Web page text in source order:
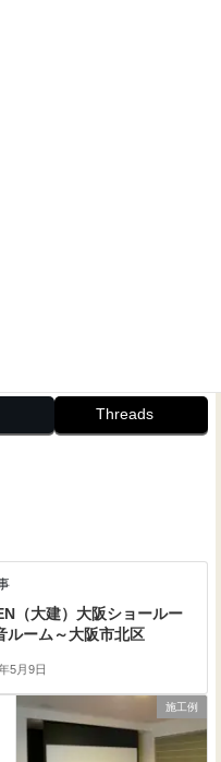
Threads
（大建）大阪ショールー
ルーム～大阪市北区
5月9日
施工例